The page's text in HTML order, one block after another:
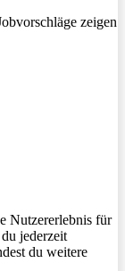
zeigen
Nutzererlebnis für
jederzeit
du weitere